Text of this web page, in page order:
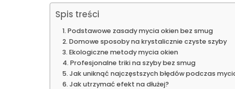
Spis treści
Podstawowe zasady mycia okien bez smug
Domowe sposoby na krystalicznie czyste szyby
Ekologiczne metody mycia okien
Profesjonalne triki na szyby bez smug
Jak uniknąć najczęstszych błędów podczas
Jak utrzymać efekt na dłużej?